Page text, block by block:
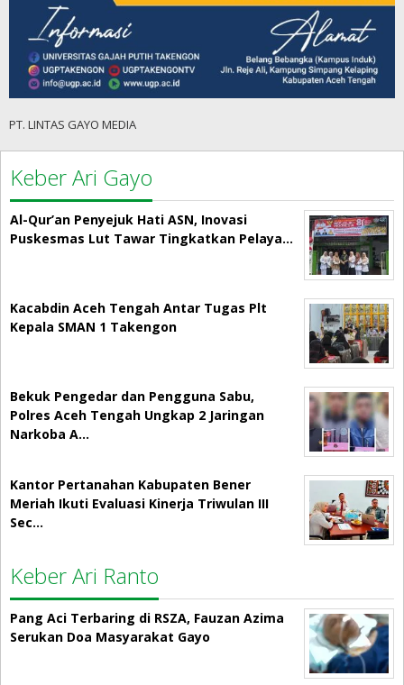
PT. LINTAS GAYO MEDIA
Keber Ari Gayo
Al-Qur’an Penyejuk Hati ASN, Inovasi
Puskesmas Lut Tawar Tingkatkan Pelaya…
Kacabdin Aceh Tengah Antar Tugas Plt
Kepala SMAN 1 Takengon
Bekuk Pengedar dan Pengguna Sabu,
Polres Aceh Tengah Ungkap 2 Jaringan
Narkoba A…
Kantor Pertanahan Kabupaten Bener
Meriah Ikuti Evaluasi Kinerja Triwulan III
Sec…
Keber Ari Ranto
Pang Aci Terbaring di RSZA, Fauzan Azima
Serukan Doa Masyarakat Gayo